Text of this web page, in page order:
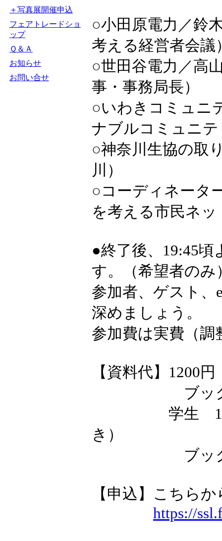
＋写真展開催申込
フェアトレードショ
ップ
Ｑ＆Ａ
お知らせ
お問い合せ
○小田原電力／鈴
考える経営者会議
○世田谷電力／高
事・事務局長）
○いわきコミュニ
ナブルコミュニ
○神奈川生協の取
川）
○コーディネータ
を考える市民ネ
●終了後、19:45
す。（希望者のみ
参加者、ゲスト
深めましょう。
参加費は実費（調
【資料代】1200
ブックレッ
学生 1000円
き）
ブックレッ
【申込】こちら
https://